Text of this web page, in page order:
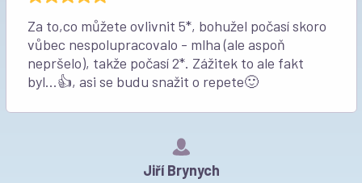
Za to,co můžete ovlivnit 5*, bohužel počasí skoro
vůbec nespolupracovalo - mlha (ale aspoň
nepršelo), takže počasí 2*. Zážitek to ale fakt
byl...👍, asi se budu snažit o repete🙂
Jiří Brynych